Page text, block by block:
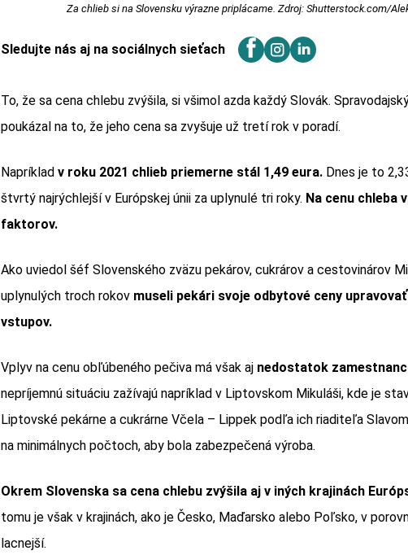
Za chlieb si na Slovensku výrazne priplácame. Zdroj: Shutterstock.com/
Sledujte nás aj na sociálnych sieťach
To, že sa cena chlebu zvýšila, si všimol azda každý Slovák.
poukázal na to, že jeho cena sa zvyšuje už tretí rok v poradí.
Napríklad v roku 2021 chlieb priemerne stál 1,49 eura. Dnes je to
štvrtý najrýchlejší v Európskej únii za uplynulé tri roky. Na cenu chleba
faktorov.
Ako uviedol šéf Slovenského zväzu pekárov, cukrárov a cestovinárov
uplynulých troch rokov museli pekári svoje odbytové ceny
vstupov.
Vplyv na cenu obľúbeného pečiva má však aj nedostatok
nepríjemnú situáciu zažívajú napríklad v Liptovskom Mikuláši, kde je
Liptovské pekárne a cukrárne Včela – Lippek podľa ich riaditeľa
na minimálnych počtoch, aby bola zabezpečená výroba.
Okrem Slovenska sa cena chlebu zvýšila aj v iných krajinách
tomu je však v krajinách, ako je Česko, Maďarsko alebo Poľsko, v
lacnejší.